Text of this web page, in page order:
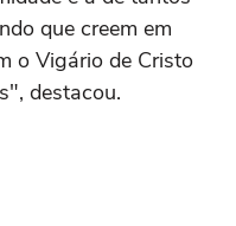
que creem em
o Vigário de Cristo
destacou.